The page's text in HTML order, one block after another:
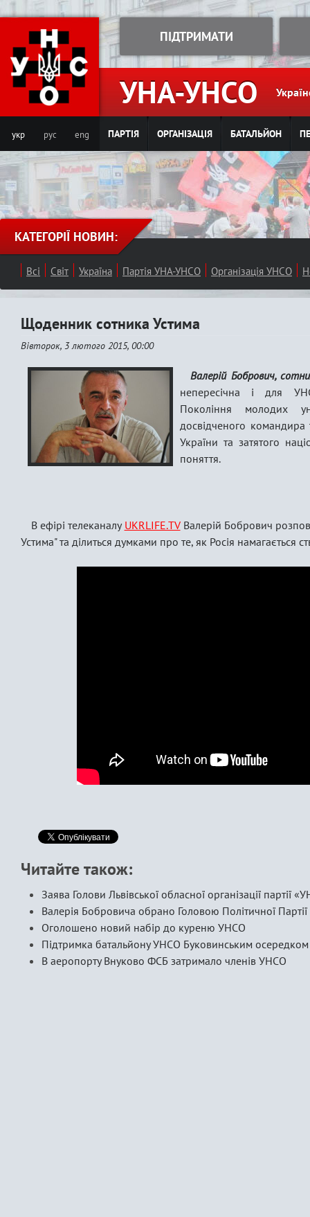
Jump to navigation
УНА-УНСО
ПІДТРИМАТИ
укр рус eng ПАРТІЯ ОРГАНІЗАЦІЯ БАТАЛЬЙОН
КАТЕГОРІЇ НОВИН:
Всі Світ Україна Партія УНА-УНСО Організація УНСО
Щоденник сотника Устима
Вівторок, 3 лютого 2015, 00:00
Валерій Бобрович,
непересічна і для
Покоління молодих
досвідченого командира
України та затятого
поняття.
В ефірі телеканалу UKRLIFE.TVВалерій Бобрович
Устима" та ділиться думками про те, як Росія намагається
Читайте також:
Заява Голови Львівської обласної організації партії
Валерія Бобровича обрано Головою Політичної
Оголошено новий набір до куреню УНСО
Підтримка батальйону УНСО Буковинським осередком
В аеропорту Внуково ФСБ затримало членів УНСО